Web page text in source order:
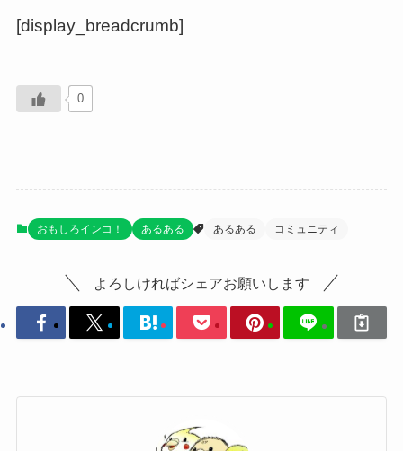
[display_breadcrumb]
0
おもしろインコ！ あるある あるある コミュニティ
よろしければシェアお願いします